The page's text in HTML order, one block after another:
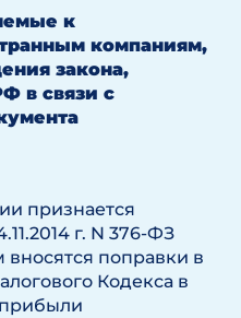
к
компаниям,
закона,
в связи с
признается
г. N 376-ФЗ
поправки в
Кодекса в